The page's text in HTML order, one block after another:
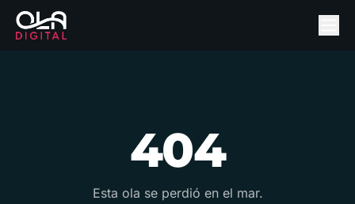
404
Esta ola se perdió en el mar.